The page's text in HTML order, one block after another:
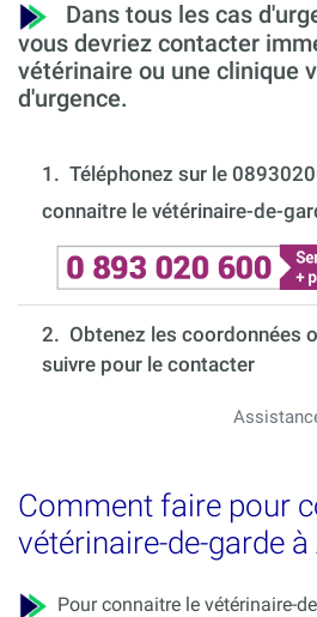
Dans tous les cas
vous devriez contacter
vétérinaire ou une clinique
d'urgence.
1. Téléphonez sur le
connaitre le vétérinaire-de-
2. Obtenez les coordonnées
suivre pour le contacter
Comment faire pour
vétérinaire-de-garde à
Pour connaitre le vétérinaire-